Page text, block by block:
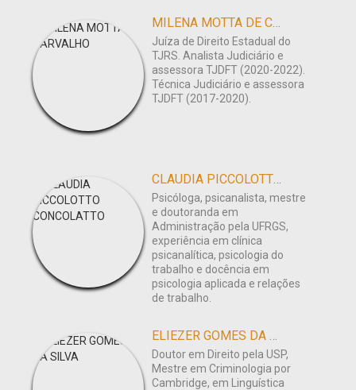
MILENA MOTTA DE CARVALHO
Juíza de Direito Estadual do
TJRS. Analista Judiciário e
assessora TJDFT (2020-2022).
Técnica Judiciário e assessora
TJDFT (2017-2020).
CLAUDIA PICCOLOTTO CONCOLATTO
Psicóloga, psicanalista, mestre
e doutoranda em
Administração pela UFRGS,
experiência em clínica
psicanalítica, psicologia do
trabalho e docência em
psicologia aplicada e relações
de trabalho.
ELIEZER GOMES DA SILVA
Doutor em Direito pela USP,
Mestre em Criminologia por
Cambridge, em Linguística